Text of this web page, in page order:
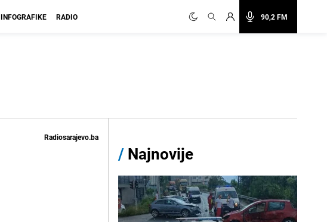
90,2 FM
INFOGRAFIKE RADIO
Radiosarajevo.ba
/ Najnovije